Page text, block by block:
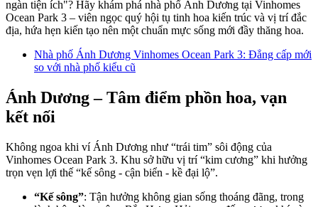
ngàn tiện ích"? Hãy khám phá nhà phố Ánh Dương tại Vinhomes
Ocean Park 3 – viên ngọc quý hội tụ tinh hoa kiến trúc và vị trí đắc
địa, hứa hẹn kiến tạo nên một chuẩn mực sống mới đầy thăng hoa.
Nhà phố Ánh Dương Vinhomes Ocean Park 3: Đẳng cấp mới
so với nhà phố kiểu cũ
Ánh Dương – Tâm điểm phồn hoa, vạn
kết nối
Không ngoa khi ví Ánh Dương như “trái tim” sôi động của
Vinhomes Ocean Park 3. Khu sở hữu vị trí “kim cương” khi hưởng
trọn vẹn lợi thế “kế sông - cận biển - kề đại lộ”.
“Kế sông”: Tận hưởng không gian sống thoáng đãng, trong